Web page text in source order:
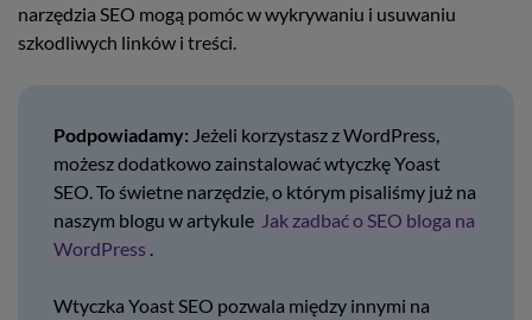
narzędzia SEO mogą pomóc w wykrywaniu i usuwaniu
szkodliwych linków i treści.
Podpowiadamy: Jeżeli korzystasz z WordPress,
możesz dodatkowo zainstalować wtyczkę Yoast
SEO. To świetne narzędzie, o którym pisaliśmy już na
naszym blogu w artykule Jak zadbać o SEO bloga na
WordPress
Wtyczka Yoast SEO pozwala między innymi na